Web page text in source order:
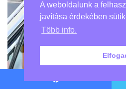
A weboldalunk a
javítása érdekében
Több info.